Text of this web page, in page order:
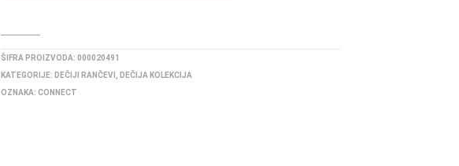
ŠIFRA PROIZVODA:000020491
KATEGORIJE: DEČIJI RANČEVI
DEČIJA KOLEKCIJA
OZNAKA:CONNECT